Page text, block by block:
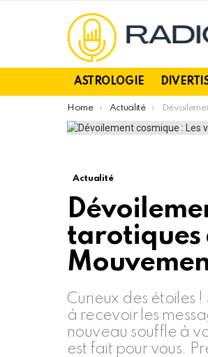
ASTROLOGIE
You are here:
Home Actualité Dévoilement cosmique : Les
Actualité
tarotiques
Curieux des étoiles !
à recevoir les
nouveau souffle à
est fait pour vous.